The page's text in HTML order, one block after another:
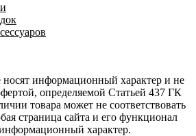
информационный характер и не
определяемой Статьей 437 ГК
товара может не соответствовать
страница сайта и его функционал
характер.